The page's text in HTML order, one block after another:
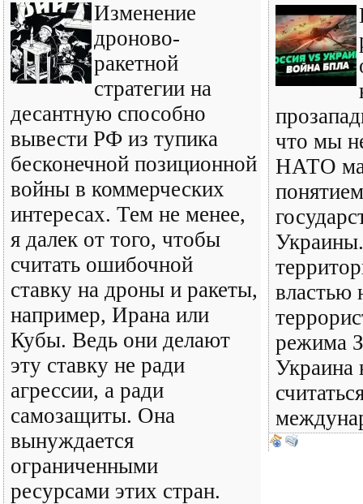
Изменение
дроново-
ракетной
стратегии на
десантную способно
вывести РФ из тупика
бесконечной позиционной
войны в коммерческих
интересах. Тем не менее,
я далек от того, чтобы
считать ошибочной
ставку на дроны и ракеты,
например, Ирана или
Кубы. Ведь они делают
эту ставку не ради
агрессии, а ради
самозащиты. Она
вынуждается
ограниченными
ресурсами этих стран.
что мы
НАТО
властью
режима
Украина